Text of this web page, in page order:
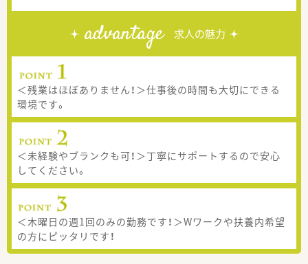
advantage 求人の魅力
＜残業はほぼありません！＞仕事後の時間も大切にできる
環境です。
＜未経験やブランクも可！＞丁寧にサポートするので安心
してください。
＜木曜日の週1回のみの勤務です！＞Wワークや扶養内希望
の方にピッタリです！